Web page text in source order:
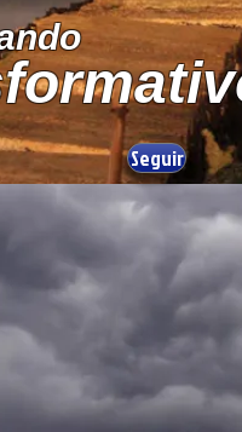
Seguir